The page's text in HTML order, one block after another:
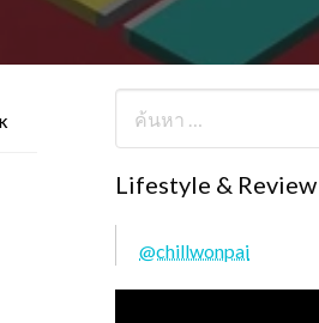
Lifestyle & Review
@chillwonpai